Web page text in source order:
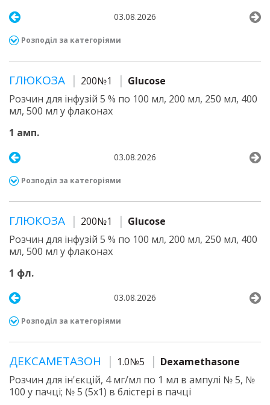
03.08.2026
Розподіл за категоріями
ГЛЮКОЗА 200№1
Glucose
Розчин для інфузій 5 % по 100 мл, 200 мл, 250 мл, 400
мл, 500 мл у флаконах
1 амп.
03.08.2026
Розподіл за категоріями
ГЛЮКОЗА 200№1
Glucose
Розчин для інфузій 5 % по 100 мл, 200 мл, 250 мл, 400
мл, 500 мл у флаконах
1 фл.
03.08.2026
Розподіл за категоріями
ДЕКСАМЕТАЗОН 1.0№5
Dexamethasone
Розчин для ін'єкцій, 4 мг/мл по 1 мл в ампулі № 5, №
100 у пачці; № 5 (5х1) в блістері в пачці